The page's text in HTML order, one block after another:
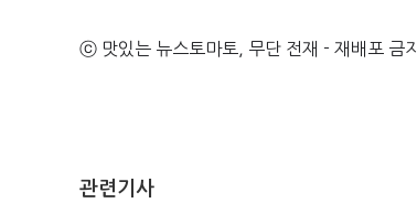
ⓒ 맛있는 뉴스토마토, 무단 전재 - 재배포 금지
관련기사